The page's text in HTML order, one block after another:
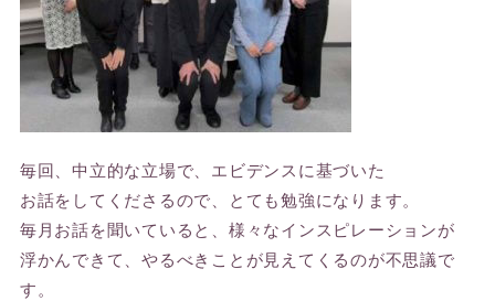
毎回、中立的な立場で、エビデンスに基づいた
お話をしてくださるので、とても勉強になります。
毎月お話を聞いていると、様々なインスピレーションが
浮かんできて、やるべきことが見えてくるのが不思議で
す。